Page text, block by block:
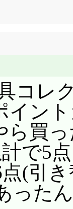
コレ
イン
ら買
で5
(引
った